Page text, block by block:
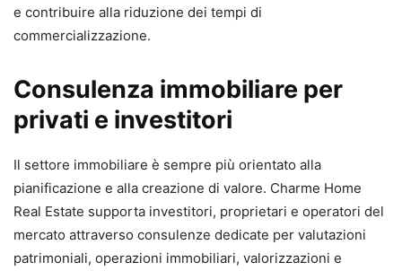
e contribuire alla riduzione dei tempi di
commercializzazione.
Consulenza immobiliare per
privati e investitori
Il settore immobiliare è sempre più orientato alla
pianificazione e alla creazione di valore. Charme Home
Real Estate supporta investitori, proprietari e operatori del
mercato attraverso consulenze dedicate per valutazioni
patrimoniali, operazioni immobiliari, valorizzazioni e